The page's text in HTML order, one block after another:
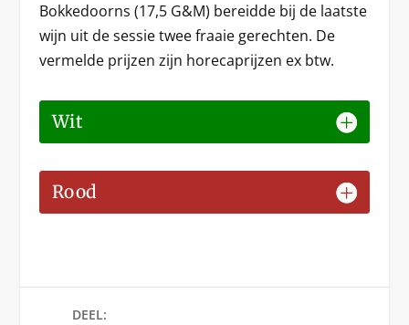
Bokkedoorns (17,5 G&M) bereidde bij de laatste
wijn uit de sessie twee fraaie gerechten. De
vermelde prijzen zijn horecaprijzen ex btw.
Wit
Rood
DEEL: